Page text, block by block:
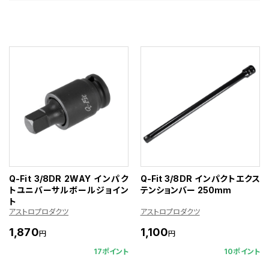
Q-Fit 3/8DR 2WAY インパク
トユニバーサルボールジョイン
ト
アストロプロダクツ
1,870円
17ポイント
Q-Fit 3/8DR インパクトエクス
テンションバー 250mm
アストロプロダクツ
1,100円
10ポイント